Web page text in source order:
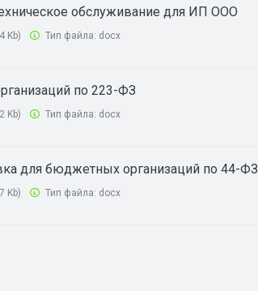
обслуживание для ИП ООО
Kb) Тип файла: docx
по 223-ФЗ
Kb) Тип файла: docx
для бюджетных организаций по 44-ФЗ
Kb) Тип файла: docx